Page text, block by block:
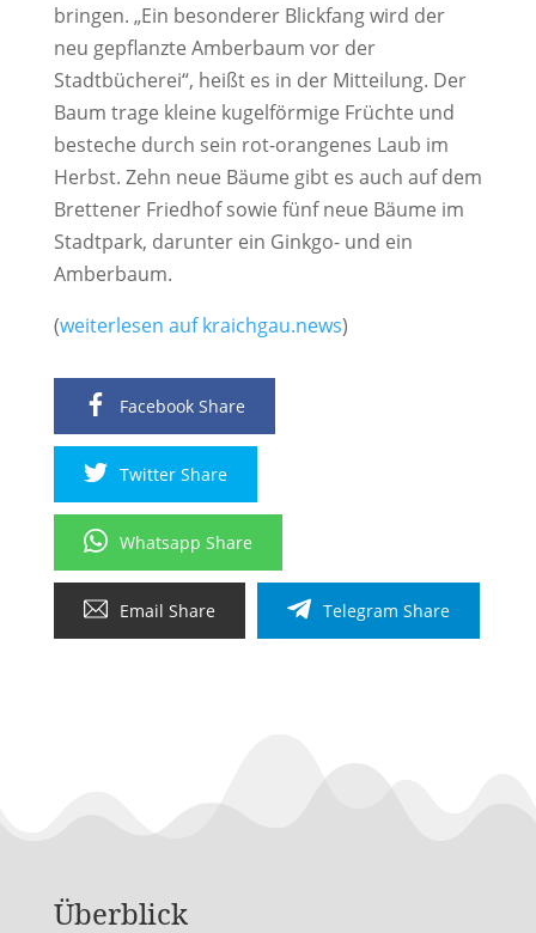
bringen. „Ein besonderer Blickfang wird der
neu gepflanzte Amberbaum vor der
Stadtbücherei“, heißt es in der Mitteilung. Der
Baum trage kleine kugelförmige Früchte und
besteche durch sein rot-orangenes Laub im
Herbst. Zehn neue Bäume gibt es auch auf dem
Brettener Friedhof sowie fünf neue Bäume im
Stadtpark, darunter ein Ginkgo- und ein
Amberbaum.
(weiterlesen auf kraichgau.news)
Facebook Share
Twitter Share
Whatsapp Share
Email Share Telegram Share
Überblick